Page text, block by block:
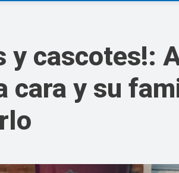
y cascotes!:
cara y su